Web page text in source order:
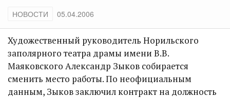
НОВОСТИ 05.04.2006
Художественный руководитель Норильского
заполярного театра драмы имени В.В.
Маяковского Александр Зыков собирается
сменить место работы. По неофициальным
данным, Зыков заключил контракт на должность